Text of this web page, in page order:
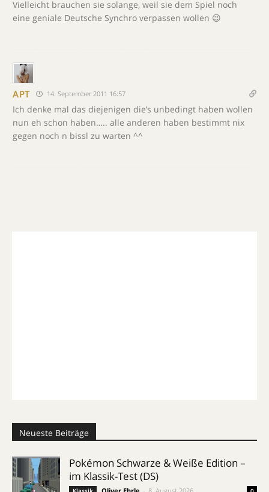
Vielleicht brauchen sie solange, weil sie dem Spiel noch
eine geniale Deutsche Synchro verpassen wollen 😉
APT 14. September 2011 16:57
Ich denke mal das diejenigen die’s unbedingt haben wollen
nun eh schon haben….. alle anderen haben bestimmt nix
gegen noch n bissl zu warten ^^
Neueste Beiträge
Pokémon Schwarze & Weiße Edition –
im Klassik-Test (DS)